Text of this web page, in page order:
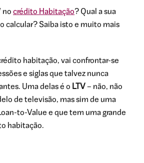
no crédito Habitação? Qual a sua
calcular? Saiba isto e muito mais
habitação, vai confrontar-se
e siglas que talvez nunca
Uma delas é o LTV– não, não
de televisão, mas sim de uma
to-Value e que tem uma grande
habitação.